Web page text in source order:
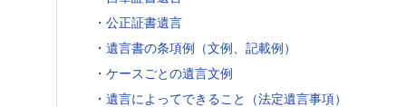
・ 公正証書遺言
・ 遺言書の条項例（文例、記載例）
・ ケースごとの遺言文例
・ 遺言によってできること（法定遺言事項）